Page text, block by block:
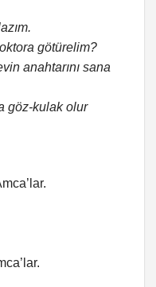
götürelim?
anahtarını sana
göz-kulak olur